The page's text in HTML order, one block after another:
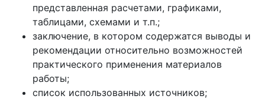
представленная расчетами, графиками,
таблицами, схемами и т.п.;
заключение, в котором содержатся выводы и
рекомендации относительно возможностей
практического применения материалов
работы;
список использованных источников;